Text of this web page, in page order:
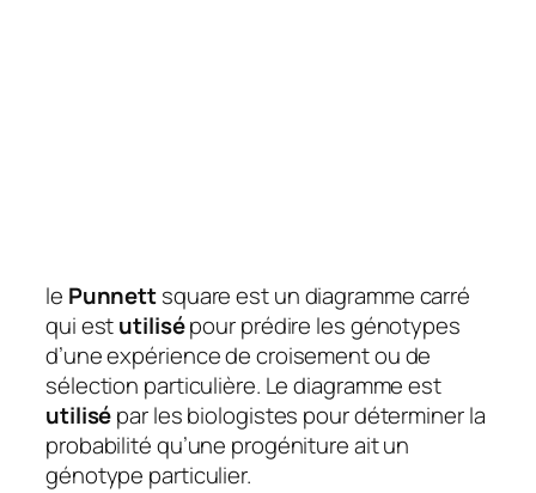
le Punnettsquare est un diagramme carré
qui estutilisépour prédire les génotypes
d’une expérience de croisement ou de
sélection particulière. Le diagramme est
utilisépar les biologistes pour déterminer la
probabilité qu’une progéniture ait un
génotype particulier.